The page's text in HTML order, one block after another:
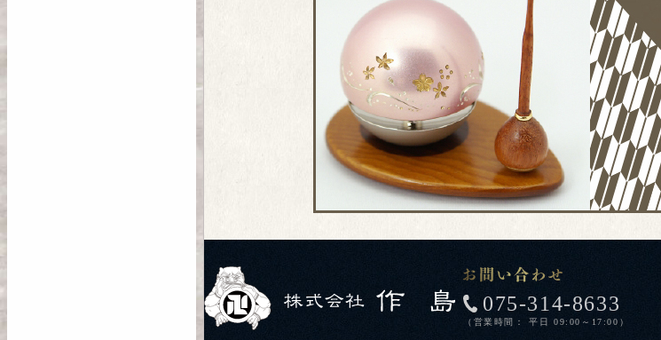
075-314-8633
（営業時間： 平日 09:00～17:00）